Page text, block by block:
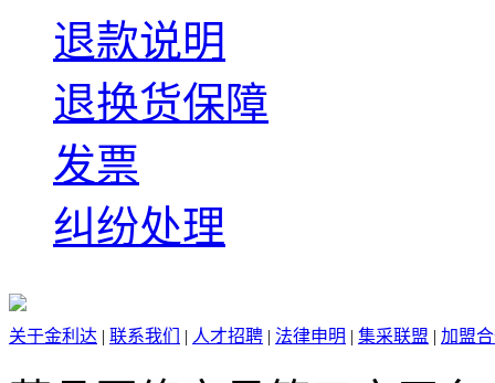
退款说明
退换货保障
发票
纠纷处理
关于金利达 | 联系我们 | 人才招聘 | 法律申明 | 集采联盟 | 加盟